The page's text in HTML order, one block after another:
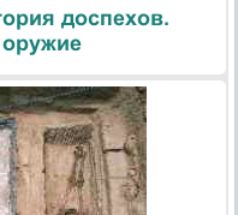
доспехов.